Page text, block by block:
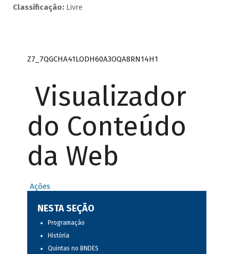
Classificação:Livre
Z7_7QGCHA41LODH60A3OQA8RN14H1
Visualizador
do Conteúdo
da Web
Ações
NESTA SEÇÃO
Programação
História
Quintas no BNDES